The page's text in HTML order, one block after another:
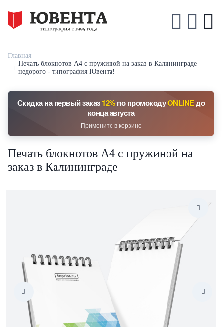
Главная
Печать блокнотов А4 с пружиной на заказ в Калининграде
недорого - типография Ювента!
Скидка на первый заказ12%по промокодуONLINEдо
конца августа
Примените в корзине
Печать блокнотов А4 с пружиной на
заказ в Калининграде